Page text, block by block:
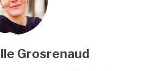
Grosrenaud